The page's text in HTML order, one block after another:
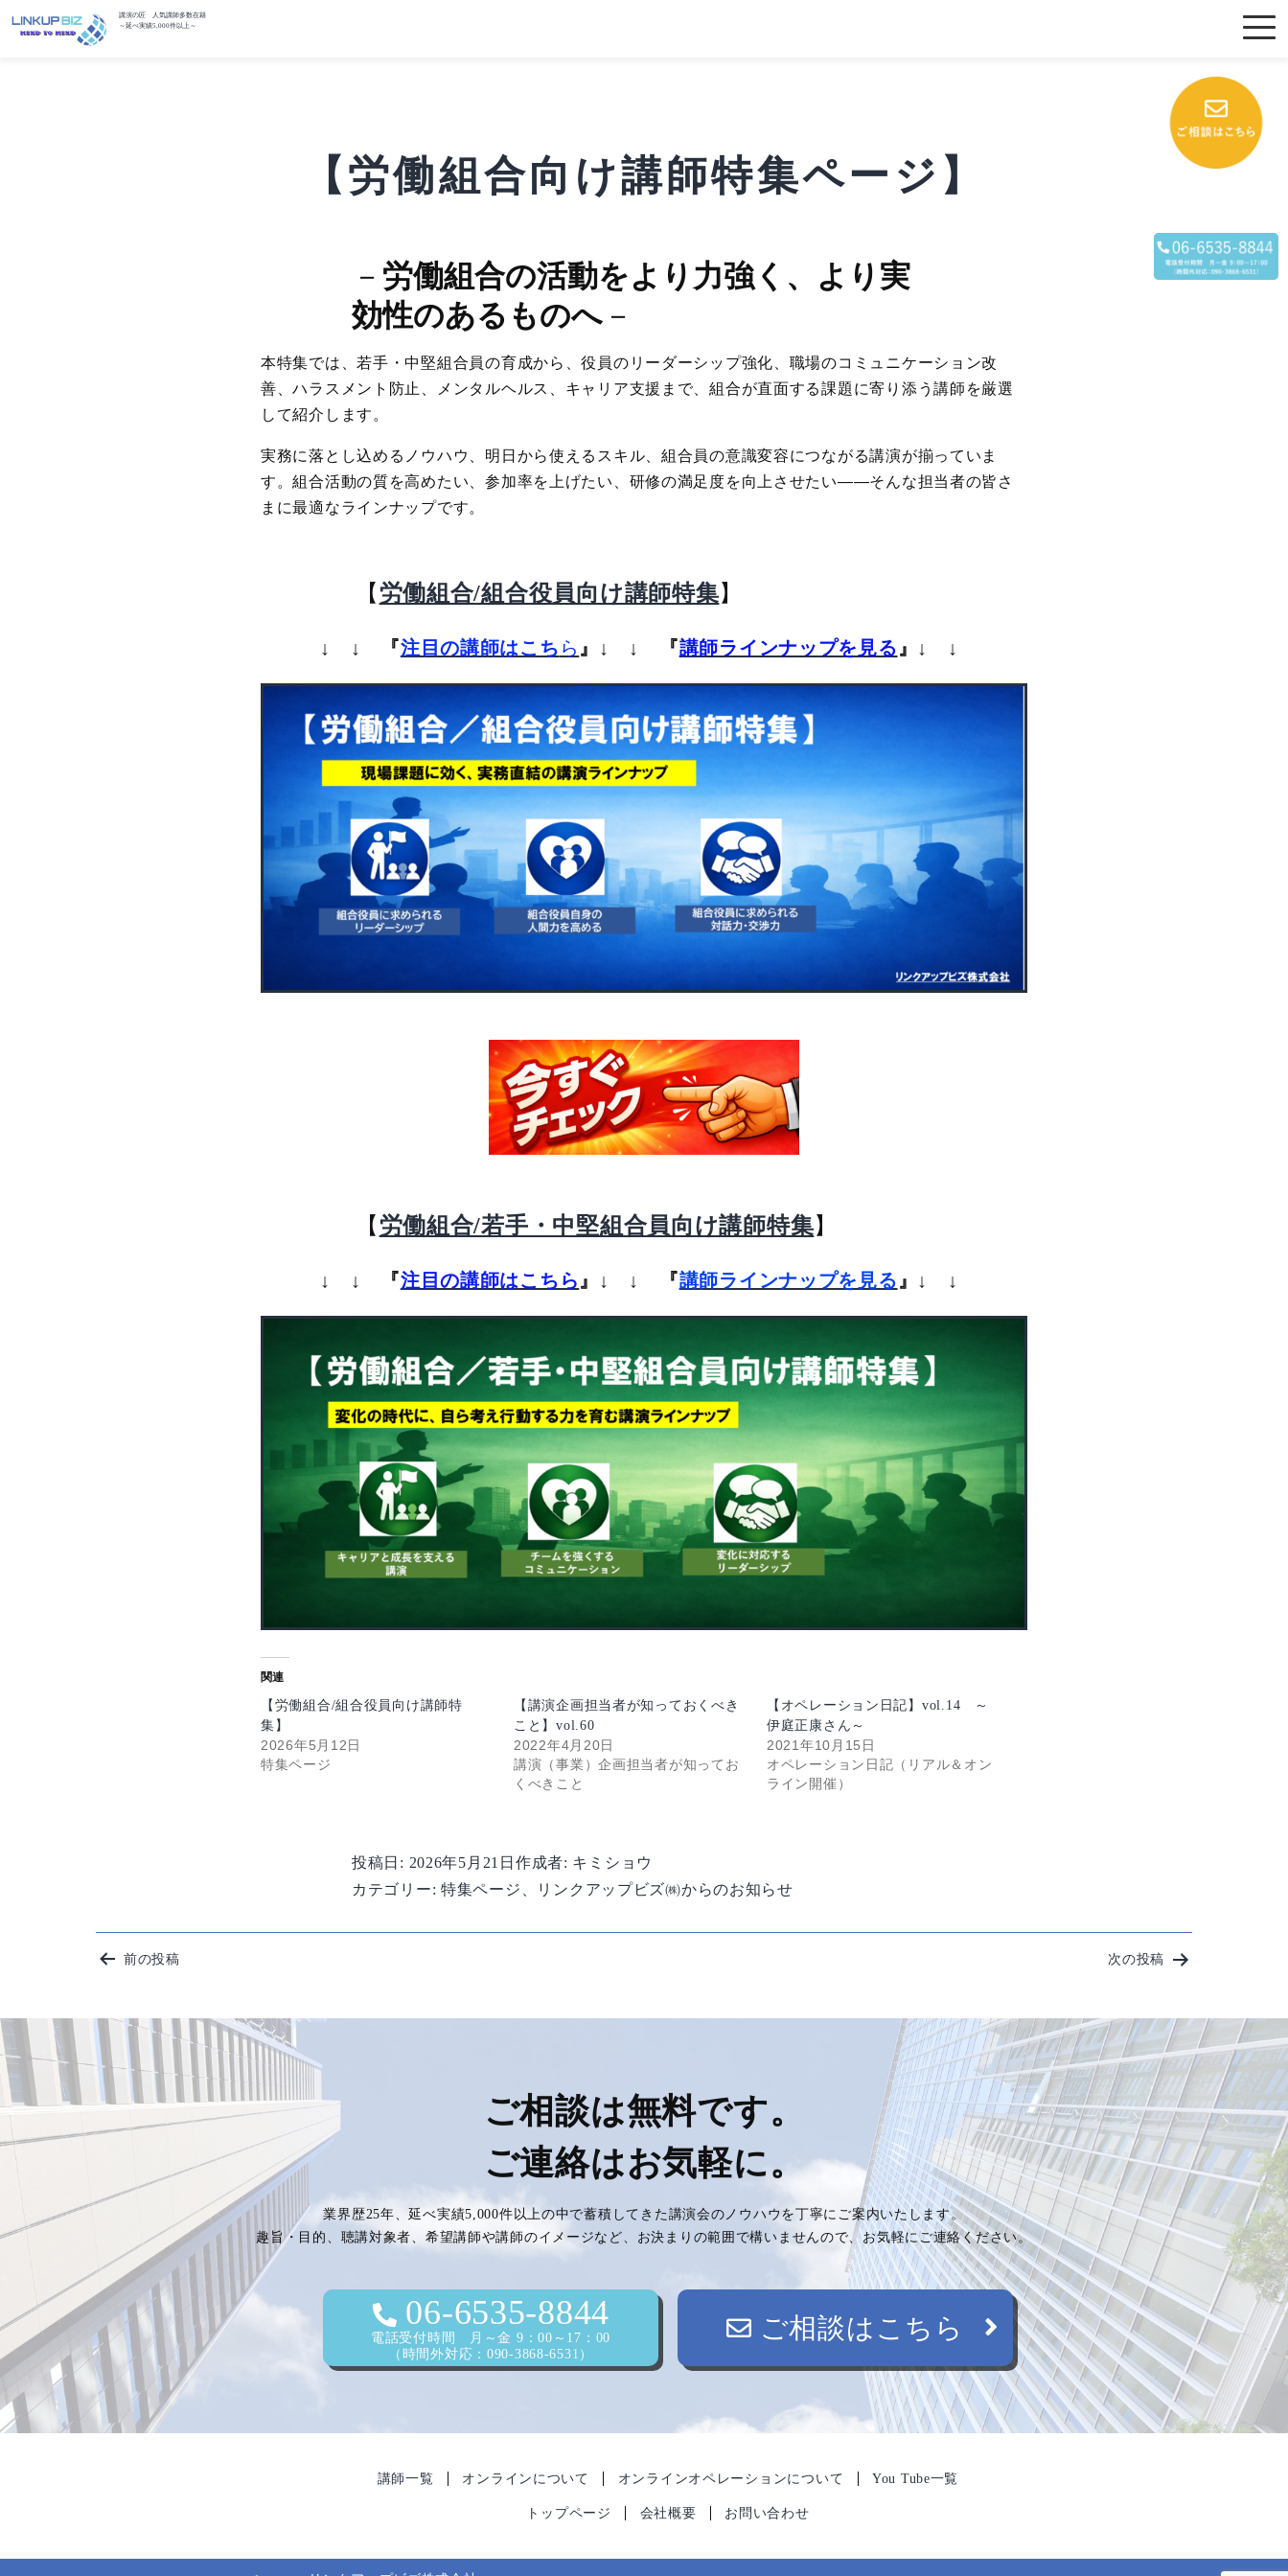
講演の匠 人気講師多数在籍
～延べ実績5,000件以上～
【労働組合向け講師特集ページ】
－ 労働組合の活動をより力強く、より実
効性のあるものへ －
本特集では、若手・中堅組合員の育成から、役員のリーダーシップ強化、職場のコミュニケーション改
善、ハラスメント防止、メンタルヘルス、キャリア支援まで、組合が直面する課題に寄り添う講師を厳選
して紹介します。
実務に落とし込めるノウハウ、明日から使えるスキル、組合員の意識変容につながる講演が揃っていま
す。組合活動の質を高めたい、参加率を上げたい、研修の満足度を向上させたい――そんな担当者の皆さ
まに最適なラインナップです。
【労働組合/組合役員向け講師特集】
↓ ↓ 『注目の講師はこち ら 』 ↓ ↓ 『講師ラインナップを見る』 ↓ ↓
【労働組合/若手・中堅組合員向け講師特集】
↓ ↓ 『注目の講師はこちら』 ↓ ↓ 『講師ラインナップを見る』 ↓ ↓
関連
【労働組合/組合役員向け講師特
集】
2026年5月12日
特集ページ
【講演企画担当者が知っておくべき
こと】vol.60
2022年4月20日
講演（事業）企画担当者が知ってお
くべきこと
【オペレーション日記】vol.14 ～
伊庭正康さん～
2021年10月15日
オペレーション日記（リアル＆オン
ライン開催）
投稿日: 2026年5月21日 作成者: キミショウ
カテゴリー:特集ページ リンクアップビズ㈱からのお知らせ
投
稿
ナ
ビ
ゲ
ー
シ
ョ
ン
前の投稿 次の投稿
ご相談は無料です。
ご連絡はお気軽に。
業界歴25年、延べ実績5,000件以上の中で蓄積してきた講演会のノウハウを丁寧にご案内いたします。
趣旨・目的、聴講対象者、希望講師や講師のイメージなど、お決まりの範囲で構いませんので、お気軽にご連絡ください。
06-6535-8844
電話受付時間 月～金 9：00～17：00
（時間外対応：090-3868-6531）
ご相談はこちら
講師一覧 オンラインについて オンラインオペレーションについて You Tube一覧
トップページ 会社概要 お問い合わせ